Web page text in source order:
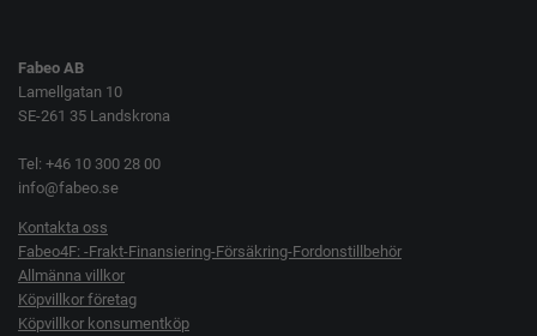
Fabeo AB
Lamellgatan 10
SE-261 35 Landskrona
Tel: +46 10 300 28 00
info@fabeo.se
Kontakta oss
Fabeo4F: -Frakt-Finansiering-Försäkring-Fordonstillbehör
Allmänna villkor
Köpvillkor företag
Köpvillkor konsumentköp